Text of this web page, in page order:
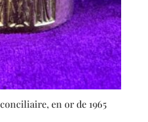
en or de 1965